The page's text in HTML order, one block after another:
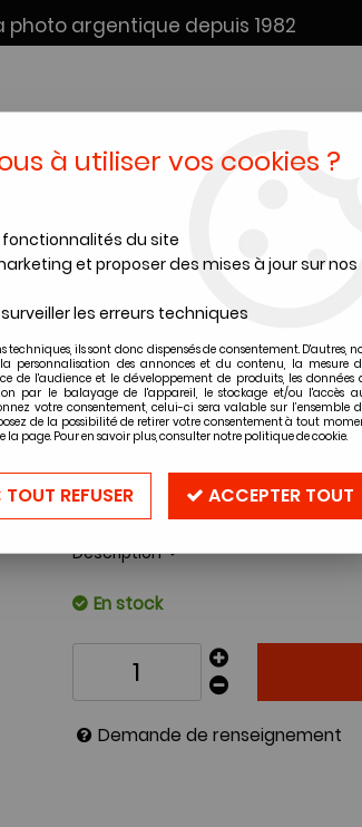
photo argentique depuis 1982
INSTANTANÉS
Boîte d'archive
Soyez le premier à donner votre
35,00 €TTC
Description
En stock
Demande de renseignement
à utiliser vos cookies ?
du site
et proposer des mises à jour sur nos
les erreurs techniques
techniques, ils sont donc dispensés de consentement. D'autres,
personnalisation des annonces et du contenu, la mesure
de l'audience et le développement de produits, les données
par le balayage de l'appareil, le stockage et/ou l'accès
votre consentement, celui-ci sera valable sur l’ensemble
de la possibilité de retirer votre consentement à tout
page. Pour en savoir plus, consulter notre politique de cookie.
TOUT REFUSER ACCEPTER TOUT